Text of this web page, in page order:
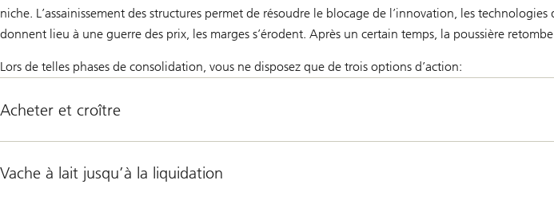
niche. L’assainissement des structures permet de résoudre le blocage de l’innovation, les
donnent lieu à une guerre des prix, les marges s’érodent. Après un certain temps, la poussière
Lors de telles phases de consolidation, vous ne disposez que de trois options d’action:
Acheter et croître
Vache à lait jusqu’à la liquidation